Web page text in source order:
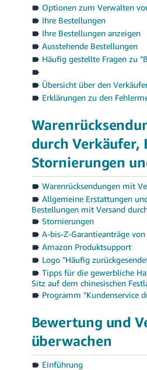
Optionen zum Verwalten
Ihre Bestellungen
Ihre Bestellungen anzeigen
Ausstehende Bestellungen
Häufig gestellte Fragen zu
Übersicht über den
Erklärungen zu den
durch Verkäufer,
Stornierungen
Warenrücksendungen mit
Allgemeine Erstattungen
Bestellungen mit Versand
Stornierungen
A-bis-Z-Garantieanträge
Amazon Produktsupport
Logo "Häufig
Tipps für die gewerbliche
Sitz auf dem chinesischen
Programm "Kundenservice
Bewertung und
überwachen
Einführung